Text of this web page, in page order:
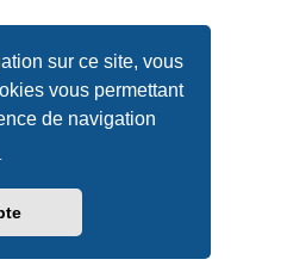
sur ce site, vous
vous permettant
de navigation